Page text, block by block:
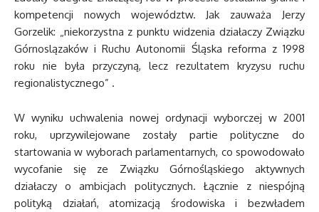
kompetencji nowych województw. Jak zauważa Jerzy
Gorzelik: „niekorzystna z punktu widzenia działaczy Związku
Górnoslązaków i Ruchu Autonomii Śląska reforma z 1998
roku nie była przyczyną, lecz rezultatem kryzysu ruchu
regionalistycznego” .
W wyniku uchwalenia nowej ordynacji wyborczej w 2001
roku, uprzywilejowane zostały partie polityczne do
startowania w wyborach parlamentarnych, co spowodowało
wycofanie się ze Związku Górnośląskiego aktywnych
działaczy o ambicjach politycznych. Łącznie z niespójną
polityką działań, atomizacją środowiska i bezwładem